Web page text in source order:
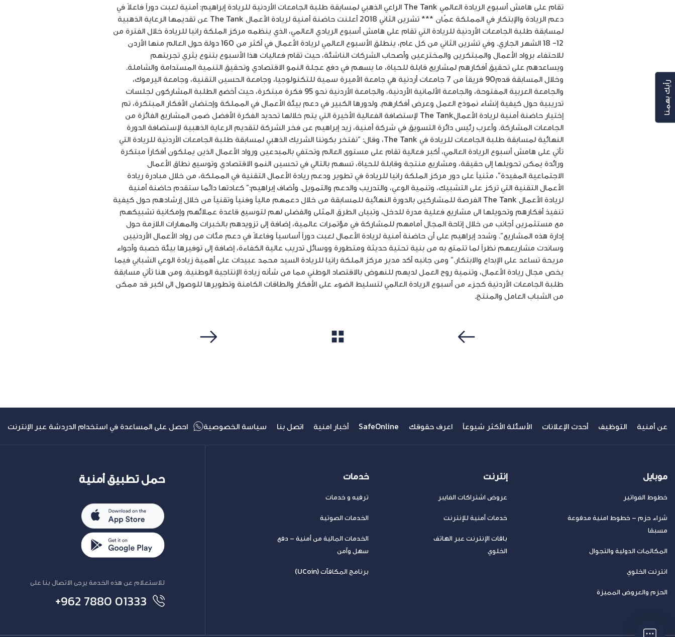
تقام على هامش أسبوع الريادة العالمي The Tank الراعي الذهبي لمسابقة طلبة الجامعات الأردنية للريادة إبراهيم: أمنية لعبت دوراً فاعلاً في
دعم الريادة والإبتكار في المملكة عمّان *** تشرين الثاني 2018 أعلنت حاضنة أمنية لريادة الأعمال The Tank عن تقديمها الرعاية الذهبية
لمسابقة طلبة الجامعات الأردنية للريادة التي تقام على هامش أسبوع الريادي العالمي، الذي ينظمه مركز الملكة رانيا للريادة خلال الفترة من
12- 18 الشهر الجاري. وفي تشرين الثاني من كل عام، ينطلق الأسبوع العالمي لريادة الأعمال في أكثر من 160 دولة حول العالم منها الأردن
للاحتفاء برواد الأعمال والمبتكرين والمخترعين وأصحاب الشركات الناشئة، حيث تقام فعاليات هذا الأسبوع بتنوع يثري تجربتهم
ويساعدهم على تحقيق أفكارهم لمشاريع قابلة للحياة، ما يسهم في دفع عجلة النمو الاقتصادي وتحقيق التنمية المستدامة والشاملة.
وخلال المسابقة قدم90 فريقاً من 7 جامعات أردنية هي جامعة الأميرة سمية للتكنولوجيا، وجامعة الحسين التقنية، وجامعة اليرموك،
والجامعة العربية المفتوحة، والجامعة الألمانية الأردنية، والجامعة الأردنية نحو 95 فكرة مبتكرة، حيث أخضع الطلبة المشاركون لجلسات
تدريبية حول كيفية إنشاء نموذج العمل وعرض أفكارهم. ولدورها الكبير في دعم بيئة الأعمال في المملكة وإحتضان الأفكار المبتكرة، تم
إختيار حاضنة أمنية لريادة الأعمالThe Tank لإستضافة الفعالية الأخيرة التي يتم خلالها تحديد الفكرة الأفضل ضمن المشاريع الفائزة من
الجامعات المشاركة. وأعرب رئيس دائرة التسويق في شركة أمنية، زيد إبراهيم عن فخر الشركة لتقديم الرعاية الذهبية لإستضافة الدورة
النهائية لمسابقة طلبة الجامعات للريادة في The Tank، وقال: “نفتخر بكوننا الشريك الذهبي لمسابقة طلبة الجامعات الأردنية للريادة التي
تأتي على هامش أسبوع الريادة العالمي، أكبر فعالية تقام على مستوى العالم وتحتفي بالمبدعين ورواد الأعمال الذين يملكون أفكاراً مبتكرة
ورائدة يمكن تحويلها إلى حقيقة، ومشاريع منتجة وقابلة للحياة، تسهم بالتالي في تحسين النمو الاقتصادي وتوسيع نطاق الأعمال
الاجتماعية المفيدة”، مثنياً على دور مركز الملكة رانيا للريادة في تطوير ودعم ريادة الأعمال التقنية في المملكة، من خلال مبادرة ريادة
الأعمال التقنية التي تركز على التشبيك، وتنمية الوعي، والتدريب والدعم والتمويل. وأضاف إبراهيم:” كعادتها دائما ستقدم حاضنة أمنية
لريادة الأعمال The Tank الفرصة للمشاركين بالدورة النهائية للمسابقة من خلال دعمهم مالياً وفنياً وتقنياً من خلال إرشادهم حول كيفية
تنفيذ أفكارهم وتحويلها الى مشاريع فعلية مدرة للدخل، وتبيان الطرق المثلى والفضلى لهم لتوسيع قاعدة عملائهم وإمكانية تشبيكهم
مع مستثمرين أجانب من خلال إتاحة المجال أمامهم للمشاركة في مؤتمرات عالمية، إضافة إلى تزويدهم بالخبرات والمهارات اللازمة حول
إدارة هذه المشاريع”. وشدد إبراهيم على أن حاضنة أمنية لريادة الأعمال لعبت دوراً أساسياً وفاعلاً في دعم مئات من رواد الأعمال الأردنيين
وساندت مشاريعهم نظراً لما تتمتع به من بنية تحتية حديثة ومتطورة ووسائل تدريب عالية الكفاءة، إضافة إلى توفيرها بيئة خصبة وأجواء
مريحة تساعد على الإبداع والابتكار.” ومن جانبه أكد مدير مركز الملكة رانيا للريادة السيد محمد عبيدات على أهمية زيادة الوعي الشبابي فيما
يخص مجال ريادة الأعمال، وتنمية روح العمل لديهم للنهوض بالاقتصاد الوطني مما من شأنه زيادة الإنتاجية الوطنية. ومن هنا تأتي مسابقة
طلبة الجامعات الأردنية كجزء من أسبوع الريادة العالمي لتسليط الضوء على الأفكار والطاقات الكامنة وتطويرها للوصول الى اكبر قد ممكن
من الشباب العامل والمنتج.
عن أمنية التوظيف أحدث الإعلانات الأسئلة الأكثر شيوعاً اعرف حقوقك SafeOnline أخبار امنية اتصل بنا سياسة الخصوصية احصل على المساعدة في استخدام الدردشة عبر الإنترنت
موبايل
خطوط الفواتير
شراء حزم – خطوط امنية مدفوعة
مسبقا
المكالمات الدولية والتجوال
انترنت الخلوي
الحزم والعروض المميزة
إنترنت
عروض اشتراكات الفايبر
خدمات أمنية للإنترنت
باقات الإنترنت عبر الهاتف
الخلوي
خدمات
ترفيه و خدمات
الخدمات الصوتية
الخدمات المالية من أمنية – دفع
سهل وآمن
برنامج المكافآت (UCoin)
حمل تطبيق أمنية
للاستعلام عن هذه الخدمة يرجى الاتصال بنا على
+962 7880 01333
رأيك بهمنا